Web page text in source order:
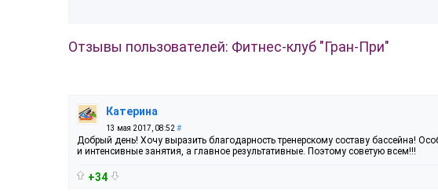
Отзывы пользователей: Фитнес-клуб "Гран-При"
Катерина
13 мая 2017, 08:52 #
Добрый день! Хочу выразить благодарность тренерскому составу бассейна!
и интенсивные занятия, а главное результативные. Поэтому советую всем!!!
+34